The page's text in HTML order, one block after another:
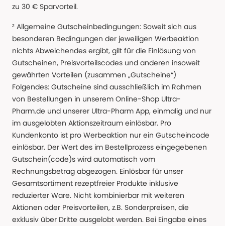
zu 30 € Sparvorteil.
² Allgemeine Gutscheinbedingungen: Soweit sich aus
besonderen Bedingungen der jeweiligen Werbeaktion
nichts Abweichendes ergibt, gilt für die Einlösung von
Gutscheinen, Preisvorteilscodes und anderen insoweit
gewährten Vorteilen (zusammen „Gutscheine“)
Folgendes: Gutscheine sind ausschließlich im Rahmen
von Bestellungen in unserem Online-Shop Ultra-
Pharm.de und unserer Ultra-Pharm App, einmalig und nur
im ausgelobten Aktionszeitraum einlösbar. Pro
Kundenkonto ist pro Werbeaktion nur ein Gutscheincode
einlösbar. Der Wert des im Bestellprozess eingegebenen
Gutschein(code)s wird automatisch vom
Rechnungsbetrag abgezogen. Einlösbar für unser
Gesamtsortiment rezeptfreier Produkte inklusive
reduzierter Ware. Nicht kombinierbar mit weiteren
Aktionen oder Preisvorteilen, z.B. Sonderpreisen, die
exklusiv über Dritte ausgelobt werden. Bei Eingabe eines